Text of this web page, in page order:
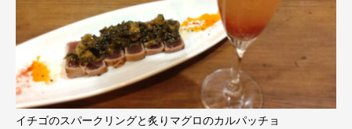
イチゴのスパークリングと炙りマグロのカルパッチョ